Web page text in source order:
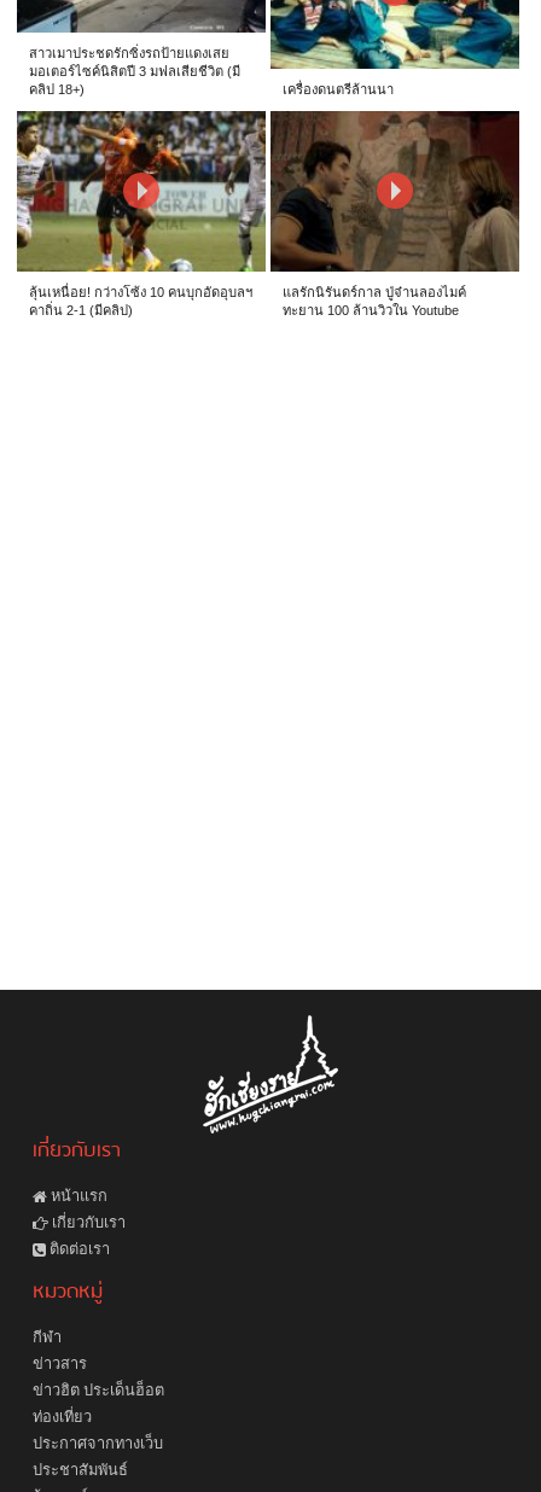
สาวเมาประชดรักซิ่งรถป้ายแดงเสย
มอเตอร์ไซค์นิสิตปี 3 มฟลเสียชีวิต (มี
คลิป 18+)
เครื่องดนตรีล้านนา
ลุ้นเหนื่อย! กว่างโซ้ง 10 คนบุกอัดอุบลฯ
คาถิ่น 2-1 (มีคลิป)
แลรักนิรันดร์กาล ปู่จ๋านลองไมค์
ทะยาน 100 ล้านวิวใน Youtube
เกี่ยวกับเรา
หน้าแรก
เกี่ยวกับเรา
ติดต่อเรา
หมวดหมู่
กีฬา
ข่าวสาร
ข่าวฮิต ประเด็นฮ็อต
ท่องเที่ยว
ประกาศจากทางเว็บ
ประชาสัมพันธ์